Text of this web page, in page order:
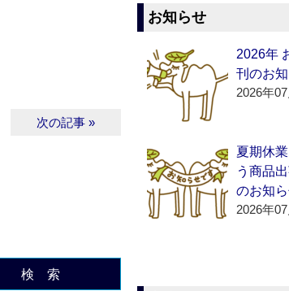
次の記事 »
検 索
お知らせ
2026年
刊のお
2026年
夏期休
う商品
のお知
2026年